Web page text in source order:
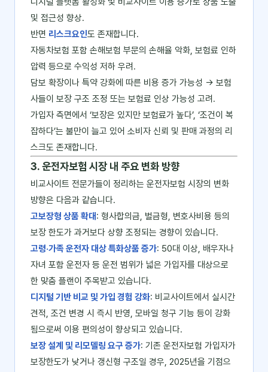
및 접근성 향상.
반면 리스크요인도 존재합니다.
자동차보험 포함 손해보험 부문의 손해율 악화, 보험료 인하
압력 등으로 수익성 저하 우려.
담보 확장이나 특약 강화에 따른 비용 증가 가능성 → 보험
사들이 보장 구조 조정 또는 보험료 인상 가능성 고려.
가입자 측면에서 ‘보장은 있지만 보험료가 높다’, ‘조건이 복
잡하다’는 불만이 늘고 있어 소비자 신뢰 및 판매 과정의 리
스크도 존재합니다.
3. 운전자보험 시장 내 주요 변화 방향
비교사이트 전문가들이 정리하는 운전자보험 시장의 변화
방향은 다음과 같습니다.
고보장형 상품 확대: 형사합의금, 벌금형, 변호사비용 등의
보장 한도가 과거보다 상향 조정되는 경향이 있습니다.
고령·가족 운전자 대상 특화상품 증가: 50대 이상, 배우자나
자녀 포함 운전자 등 운전 범위가 넓은 가입자를 대상으로
한 맞춤 플랜이 주목받고 있습니다.
디지털 기반 비교 및 가입 경험 강화: 비교사이트에서 실시간
견적, 조건 변경 시 즉시 반영, 모바일 청구 기능 등이 강화
됨으로써 이용 편의성이 향상되고 있습니다.
보장 설계 및 리모델링 요구 증가: 기존 운전자보험 가입자가
보장한도가 낮거나 갱신형 구조일 경우, 2025년을 기점으